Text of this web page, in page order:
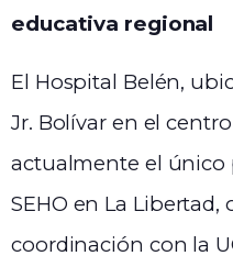
educativa regional
El Hospital Belén,
Jr. Bolívar en el
actualmente el
SEHO en La
coordinación con la